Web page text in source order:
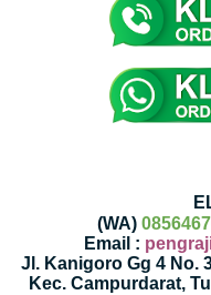
(WA)
Email :
Jl. Kanigoro Gg 4 No.
Kec. Campurdarat,